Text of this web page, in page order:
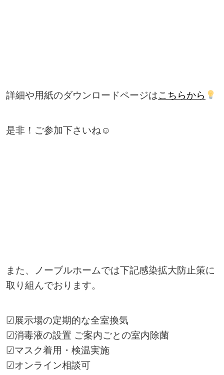
詳細や用紙のダウンロードページはこちらから
是非！ご参加下さいね☺
また、ノーブルホームでは下記感染拡大防止策に
取り組んでおります。
☑展示場の定期的な全室換気
☑消毒液の設置 ご案内ごとの室内除菌
☑マスク着用・検温実施
☑オンライン相談可